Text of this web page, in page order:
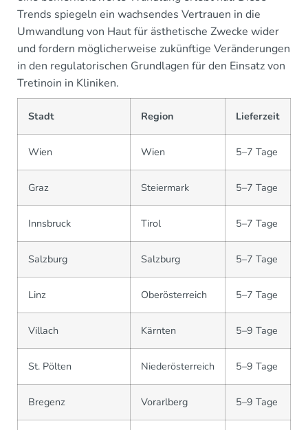
Trends spiegeln ein wachsendes Vertrauen in die
Umwandlung von Haut für ästhetische Zwecke wider
und fordern möglicherweise zukünftige Veränderungen
in den regulatorischen Grundlagen für den Einsatz von
Tretinoin in Kliniken.
Stadt Region Lieferzeit
Wien Wien 5–7 Tage
Graz Steiermark 5–7 Tage
Innsbruck Tirol 5–7 Tage
Salzburg Salzburg 5–7 Tage
Linz Oberösterreich 5–7 Tage
Villach Kärnten 5–9 Tage
St. Pölten Niederösterreich 5–9 Tage
Bregenz Vorarlberg 5–9 Tage